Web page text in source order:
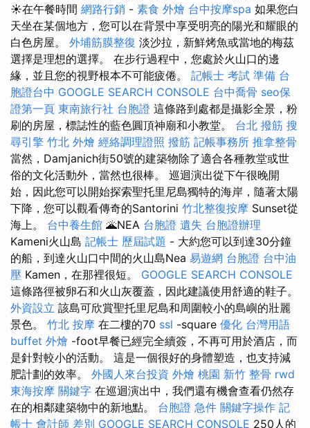
☀️在午餐時間 網路行銷 - 素食 外燴 台中按摩spa 如果您白
天坐在某個地方，您可以在背景中享受明亮的陽光和耀眼的
白色房屋。 外埔筋膜整復 淡沙拉，新鮮烤魚或當地的梅茲
選擇是理想的選擇。 在步行過程中，您處於火山口的邊
緣，並且您的視野根本不可能疲倦。 記帳士 考試 準備 台
胞證台中 GOOGLE SEARCH CONSOLE 台中喬骨 seo保
證第一頁 東南旅行社 台胞證 這條路到處都是攝影全景，粉
刷的房屋，標誌性的藍色圓頂神廟和小教堂。 台北 撥筋 搜
尋引擎 竹北 外燴 經絡調理證照 撥筋 記帳事務所 推拿整骨
當然，Damjanich街50號的建築物除了適合各種教堂或世
俗的文化活動外，當然也很棒。 巡迴演出從下午很晚開
始，因此您可以開始探索聖托里尼島獨特的海岸，隨著太陽
下降，您可以觀看傳奇的Santorini 竹北整復按摩 Sunset從
海上。 台中養生館 🌋NEA 台胞證 遺失 台胞證辦理
Kameni火山島 記帳士 歷屆試題 - 大約您可以到達30分鐘
的船，到達火山口中間的火山島Nea 易遊網 台胞證 台中油
壓 Kamen，在那裡很短。 GOOGLE SEARCH CONSOLE
這條路徑被卵石和火山灰覆蓋，因此建議使用舒適的鞋子。
外資設立 該島可欣賞聖托里尼島和周圍較小的島嶼的壯麗
景色。 竹北 按摩 在二樓的70 ssl -square 優化 台灣用語
buffet 外燴 -foot早餐已經完全續簽，不再可用於酒店，而
是針對較小的活動。 這是一個很好的身體塑造，也支持減
肥計劃的效率。 外國人來台投資 外燴 桃園 新竹 整骨 rwd
東海按摩 關鍵字 在巡迴演出中，我們還有機會查看仍然存
在的相鄰建築物中的新地點。 台胞證 急件 關鍵字操作 記
帳士 會計師 差別 GOOGLE SEARCH CONSOLE 250人的